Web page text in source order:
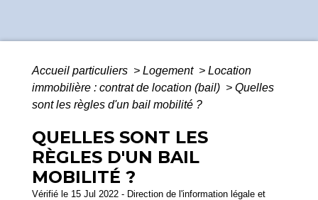
Accueil particuliers > Logement > Location
immobilière : contrat de location (bail) > Quelles
sont les règles d'un bail mobilité ?
QUELLES SONT LES
RÈGLES D'UN BAIL
MOBILITÉ ?
Vérifié le 15 Jul 2022 - Direction de l'information légale et